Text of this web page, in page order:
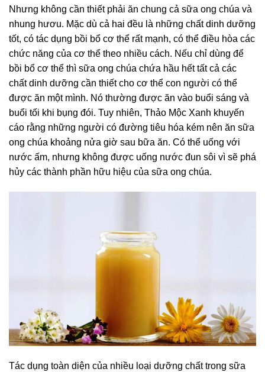
Nhưng không cần thiết phải ăn chung cả sữa ong chúa và
nhung hươu. Mặc dù cả hai đều là những chất dinh dưỡng
tốt, có tác dụng bồi bổ cơ thể rất mạnh, có thể điều hòa các
chức năng của cơ thể theo nhiều cách. Nếu chỉ dùng để
bồi bổ cơ thể thì sữa ong chúa chứa hầu hết tất cả các
chất dinh dưỡng cần thiết cho cơ thể con người có thể
được ăn một mình. Nó thường được ăn vào buổi sáng và
buổi tối khi bụng đói. Tuy nhiên, Thảo Mộc Xanh khuyến
cáo rằng những người có đường tiêu hóa kém nên ăn sữa
ong chúa khoảng nửa giờ sau bữa ăn. Có thể uống với
nước ấm, nhưng không được uống nước đun sôi vì sẽ phá
hủy các thành phần hữu hiệu của sữa ong chúa.
Tác dụng toàn diện của nhiều loại dưỡng chất trong sữa